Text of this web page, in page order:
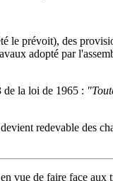
le prévoit), des
adopté par
de la loi de 1965 :
redevable des
vue de faire face aux